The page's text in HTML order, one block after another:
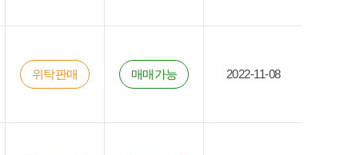
위탁판매 매매가능 2022-11-08